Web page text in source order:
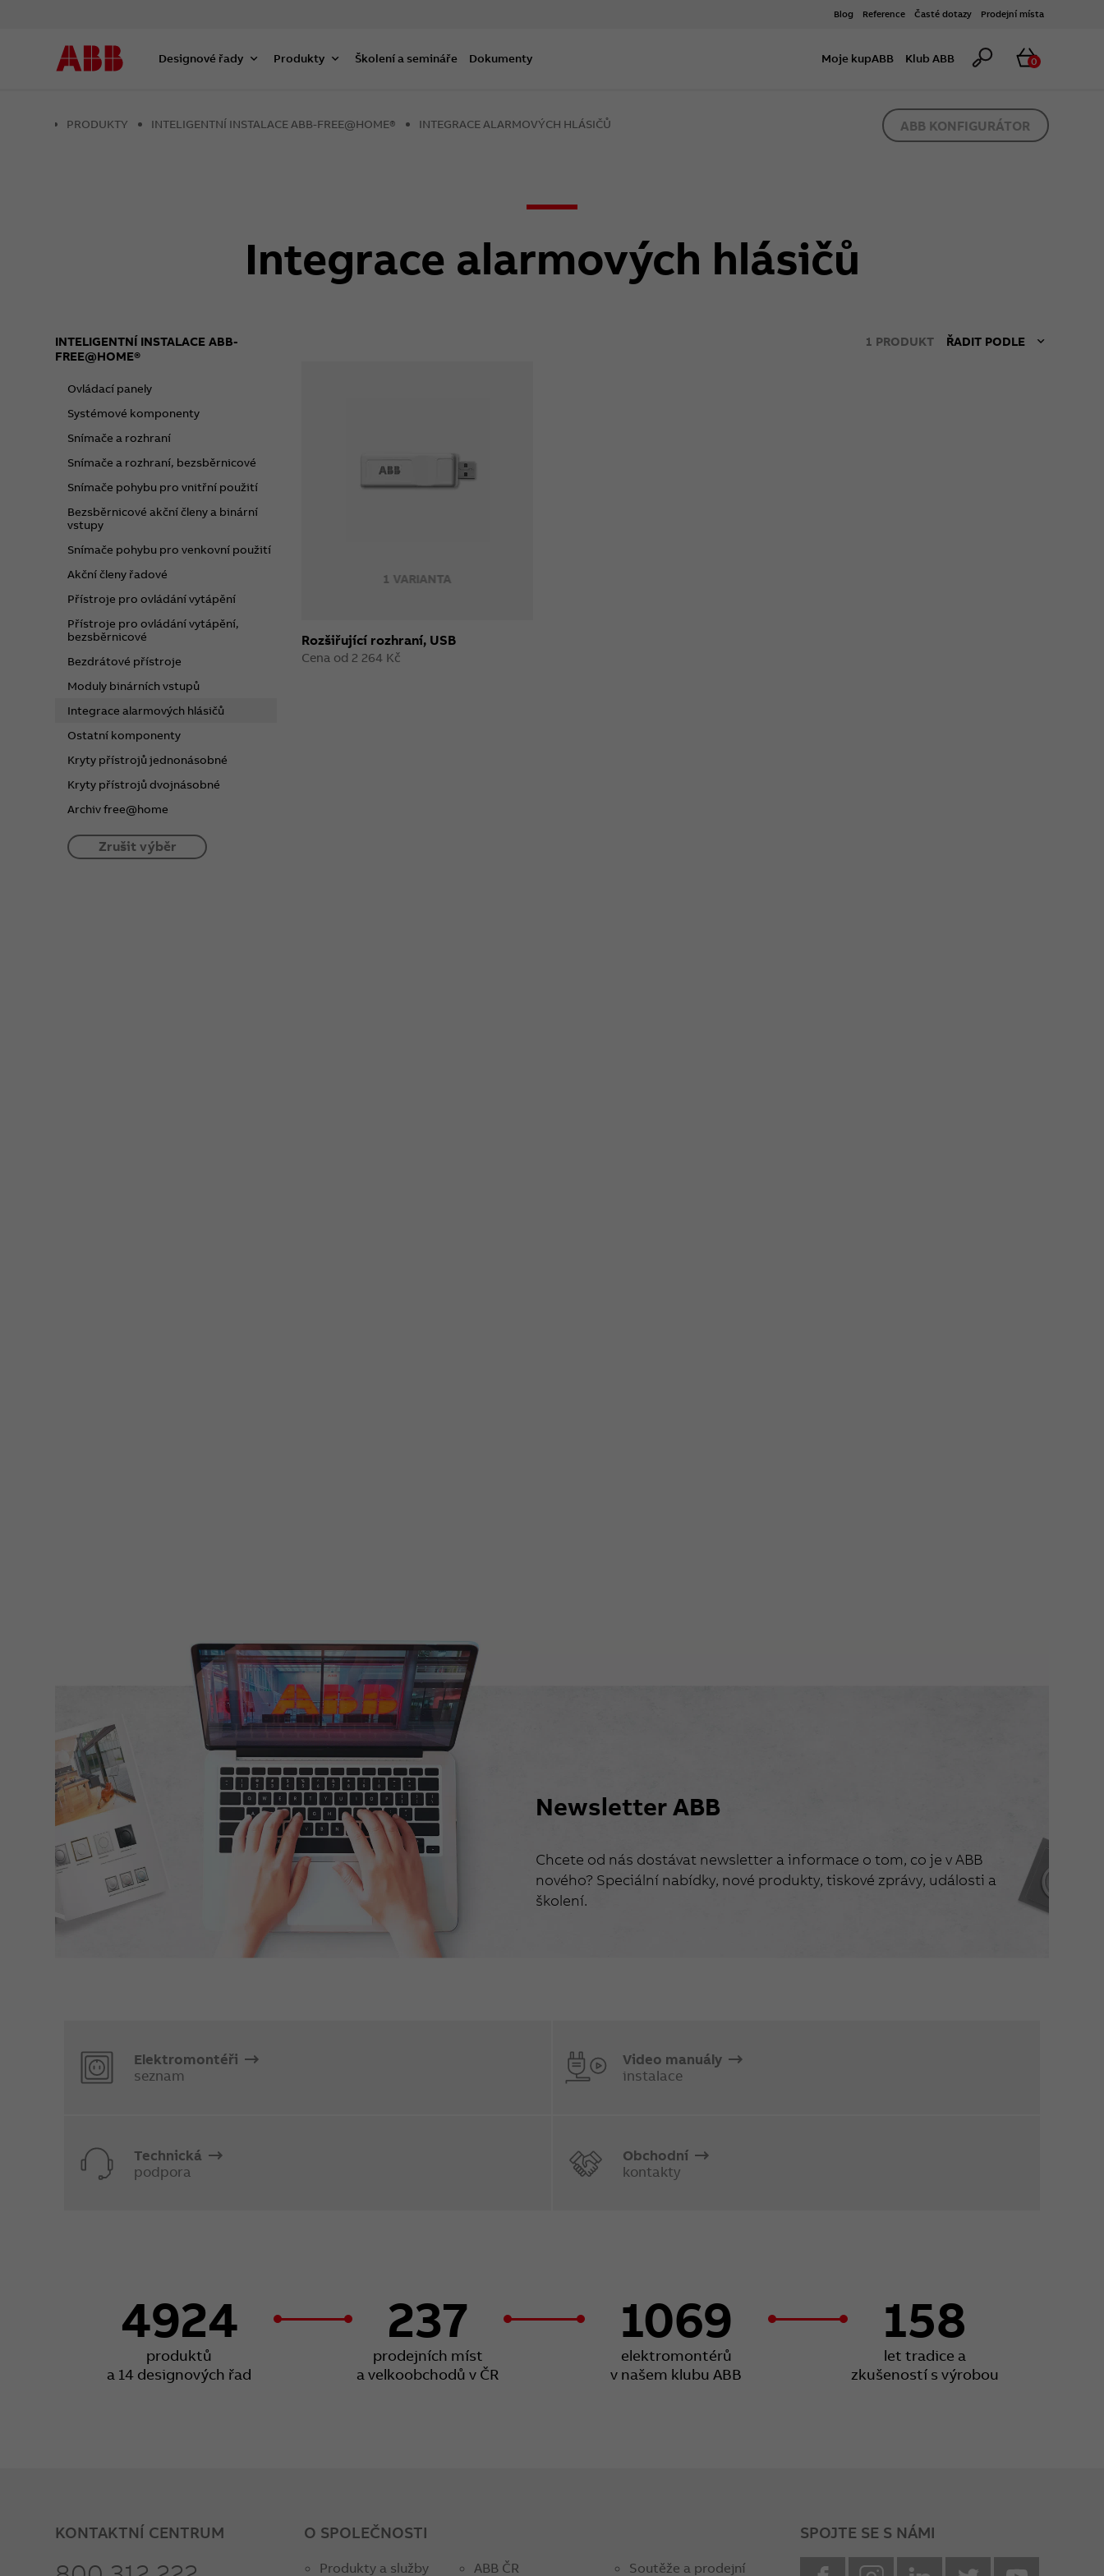
Blog Reference Časté dotazy Prodejní místa
Designové řady Produkty Školení a semináře Dokumenty Moje kupABB Klub ABB Hledat
0
PRODUKTY INTELIGENTNÍ INSTALACE ABB-FREE@HOME® INTEGRACE ALARMOVÝCH HLÁSIČŮ ABB KONFIGURÁTOR
Integrace alarmových hlásičů
INTELIGENTNÍ INSTALACE ABB-
FREE@HOME®
Ovládací panely
Systémové komponenty
Snímače a rozhraní
Snímače a rozhraní, bezsběrnicové
Snímače pohybu pro vnitřní použití
Bezsběrnicové akční členy a binární
vstupy
Snímače pohybu pro venkovní použití
Akční členy řadové
Přístroje pro ovládání vytápění
Přístroje pro ovládání vytápění,
bezsběrnicové
Bezdrátové přístroje
Moduly binárních vstupů
Integrace alarmových hlásičů
Ostatní komponenty
Kryty přístrojů jednonásobné
Kryty přístrojů dvojnásobné
Archiv free@home
Zrušit výběr
1 PRODUKT ŘADIT PODLE
1 VARIANTA
Rozšiřující rozhraní, USB
Cena od 2 264 Kč
Newsletter ABB
Chcete od nás dostávat newsletter a informace o tom, co je v ABB
nového? Speciální nabídky, nové produkty, tiskové zprávy, události a
školení.
Elektromontéři
seznam
Video manuály
instalace
Technická
podpora
Obchodní
kontakty
4924
produktů
a 14 designových řad
237
prodejních míst
a velkoobchodů v ČR
1069
elektromontérů
v našem klubu ABB
158
let tradice a
zkušeností s výrobou
KONTAKTNÍ CENTRUM O SPOLEČNOSTI
Produkty a služby ABB ČR
Soutěže a prodejní
SPOJTE SE S NÁMI
facebook instagramLinkedin twitter